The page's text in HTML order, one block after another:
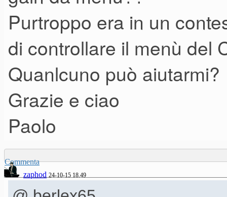
Purtroppo era in un
di controllare il menù del
Quanlcuno può aiutarmi?
Grazie e ciao
Paolo
Commenta
zaphod 24-10-15 18.49